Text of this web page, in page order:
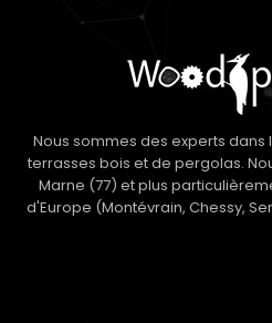
Nous sommes des experts
terrasses bois et de pergolas.
Marne (77) et plus
d'Europe (Montévrain, Chessy,